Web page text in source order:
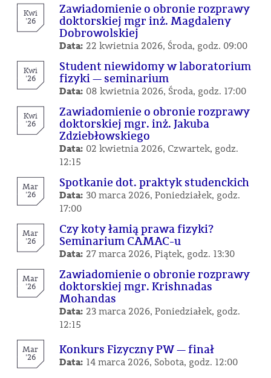
Kwi
'26
Zawiadomienie o obronie rozprawy
doktorskiej mgr inż. Magdaleny
Dobrowolskiej
Data: 22 kwietnia 2026, Środa, godz. 09:00
Kwi
'26
Student niewidomy w laboratorium
fizyki — seminarium
Data: 08 kwietnia 2026, Środa, godz. 17:00
Kwi
'26
Zawiadomienie o obronie rozprawy
doktorskiej mgr. inż. Jakuba
Zdziebłowskiego
Data: 02 kwietnia 2026, Czwartek, godz.
12:15
Mar
'26
Spotkanie dot. praktyk studenckich
Data: 30 marca 2026, Poniedziałek, godz.
17:00
Mar
'26
Czy koty łamią prawa fizyki?
Seminarium CAMAC-u
Data: 27 marca 2026, Piątek, godz. 13:30
Mar
'26
Zawiadomienie o obronie rozprawy
doktorskiej mgr. Krishnadas
Mohandas
Data: 23 marca 2026, Poniedziałek, godz.
12:15
Mar
'26 Konkurs Fizyczny PW — finał
Data: 14 marca 2026, Sobota, godz. 12:00